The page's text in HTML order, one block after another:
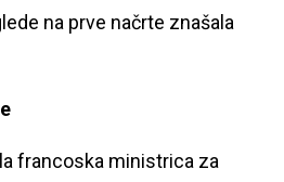
na prve načrte znašala
francoska ministrica za